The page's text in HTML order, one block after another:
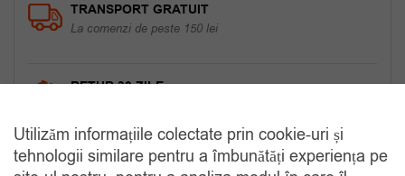
TRANSPORT GRATUIT
La comenzi de peste 150 lei
RETUR 30 ZILE
COMANDA TELEFONIC
Utilizăm informațiile colectate prin cookie-uri și
tehnologii similare pentru a îmbunătăți experiența pe